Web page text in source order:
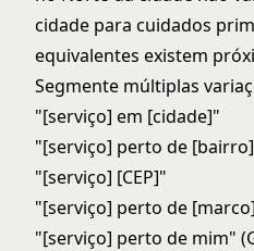
cidade para cuidados
equivalentes existem
Segmente múltiplas
"[serviço] em [cidade]"
"[serviço] perto de
"[serviço] [CEP]"
"[serviço] perto de
"[serviço] perto de mim"